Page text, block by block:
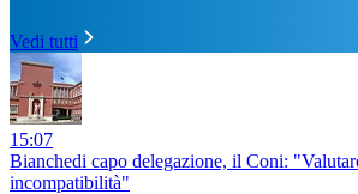
Vedi tutti
15:07
Bianchedi capo delegazione, il Coni:
incompatibilità"